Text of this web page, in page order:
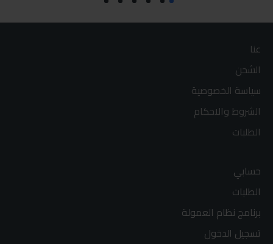
عنا
الشحن
سياسة الخصوصية
الشروط والاحكام
الطلبات
حسابي
الطلبات
برنامج نظام العمولة
تسجيل الدخول